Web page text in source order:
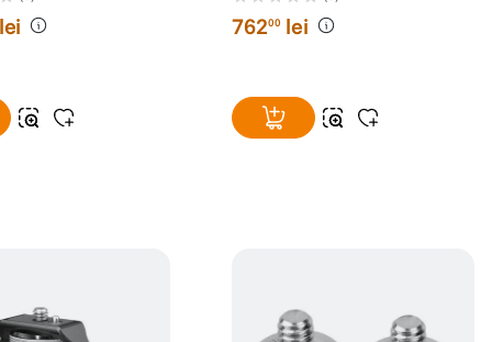
lei 76200 lei